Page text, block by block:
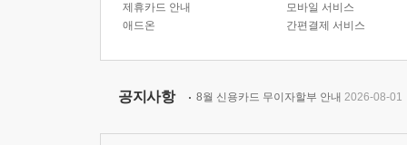
제휴카드 안내
애드온
모바일 서비스
간편결제 서비스
공지사항 8월 신용카드 무이자할부 안내 2026-08-01